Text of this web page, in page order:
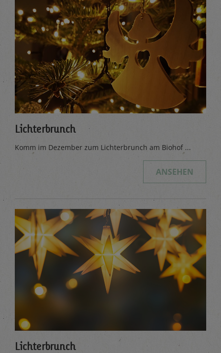
Lichterbrunch
Komm im Dezember zum Lichterbrunch am Biohof ...
ANSEHEN
Lichterbrunch